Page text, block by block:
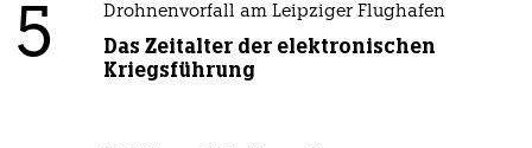
5 Drohnenvorfall am Leipziger Flughafen
Das Zeitalter der elektronischen
Kriegsführung